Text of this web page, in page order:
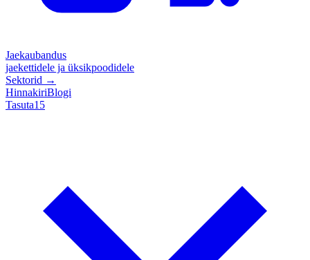
Jaekaubandus
jaekettidele ja üksikpoodidele
Sektorid →
HinnakiriBlogi
Tasuta15